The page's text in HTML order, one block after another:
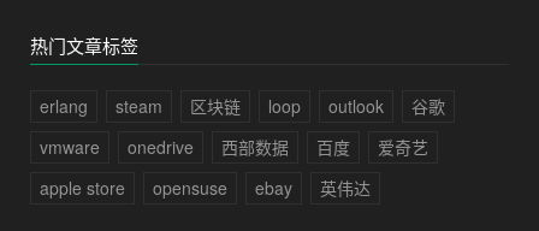
热门文章标签
erlang steam 区块链 loop outlook
谷歌
vmware
onedrive 西部数据 百度
爱奇艺
apple store
opensuse ebay 英伟达